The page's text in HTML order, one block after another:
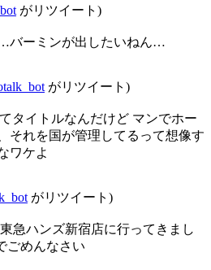
がリツイート)
バーミンが出したいねん…
がリツイート)
タイトルなんだけど マンでホー
それを国が管理してるって想像す
ワケよ
がリツイート)
急ハンズ新宿店に行ってきまし
ごめんなさい